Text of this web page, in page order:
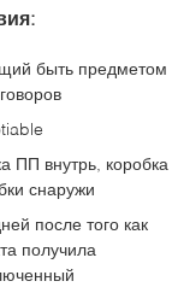
быть предметом
ПП внутрь, коробка
снаружи
после того как
получила